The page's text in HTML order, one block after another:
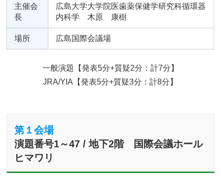
主催会
長
広島大学大学院医歯薬保健学研究科循環器
内科学 木原 康樹
場所 広島国際会議場
一般演題【発表5分+質疑2分：計7分】
JRA/YIA【発表5分+質疑3分：計8分】
第１会場
演題番号1～47 / 地下2階 国際会議ホール
ヒマワリ